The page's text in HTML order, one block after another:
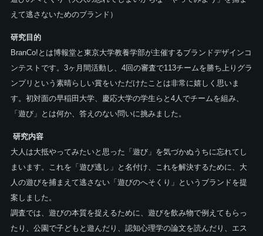
えて逃さないためのブランド）
研究目的
BranCo!とは博報堂と東京大学教養学部が主催するブランドデザインコ
ンテストです。3ヶ月間活動し、4回の審査で113チームを勝ち上りグラ
ンプリという素晴らしい賞をいただけたことは非常に嬉しく思いま
す。初対面の早稲田大学、慶応大学の学生らと4人でチームを組み、
「遊び」とは何か、答えのない問いに挑みました。
研究内容
大人は大抵やってみたいと思った「遊び」を気づかぬうちに忘れてし
まいます。これを「遊び逃し」と名付け、これを解決するために、大
人の遊びを捕まえて逃さない「遊びのへそくり」というブランドを提
案しました。
調査では、遊びの本質を捉えるために、遊びを飲み物で例えてもらっ
たり、公園で子どもと遊んだり、認知心理学の論文を読んだり、エス